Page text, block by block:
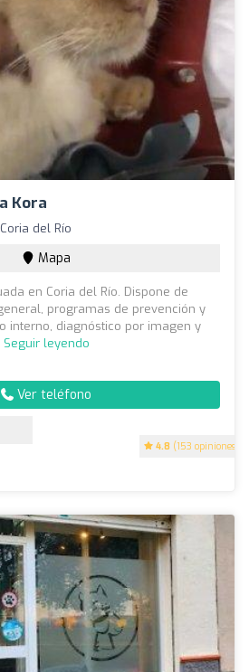
Kora
4.8 (153 opiniones)
del Río
Mapa
en Coria del Río. Dispone de
programas de prevención y
interno, diagnóstico por imagen y
Seguir leyendo
Ver teléfono